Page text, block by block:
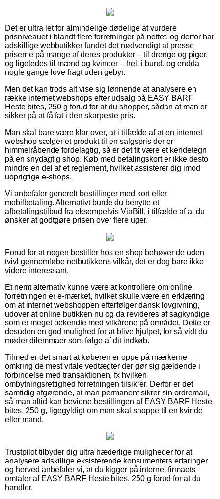
Det er ultra let for almindelige dødelige at vurdere
prisniveauet i blandt flere forretninger på nettet, og derfor har
adskillige webbutikker fundet det nødvendigt at presse
priserne på mange af deres produkter – til drenge og piger,
og ligeledes til mænd og kvinder – helt i bund, og endda
nogle gange love fragt uden gebyr.
Men det kan trods alt vise sig lønnende at analysere en
række internet webshops efter udsalg på EASY BARF
Heste bites, 250 g forud for at du shopper, sådan at man er
sikker på at få fat i den skarpeste pris.
Man skal bare være klar over, at i tilfælde af at en internet
webshop sælger et produkt til en salgspris der er
himmelråbende fordelagtig, så er det tit være et kendetegn
på en snydagtig shop. Køb med betalingskort er ikke desto
mindre en del af et reglement, hvilket assisterer dig imod
uoprigtige e-shops.
Vi anbefaler generelt bestillinger med kort eller
mobilbetaling. Alternativt burde du benytte et
afbetalingstilbud fra eksempelvis ViaBill, i tilfælde af at du
ønsker at godtgøre prisen over flere uger.
Forud for at nogen bestiller hos en shop behøver de uden
tvivl gennemløbe netbutikkens vilkår, det er dog bare ikke
videre interessant.
Et nemt alternativ kunne være at kontrollere om online
forretningen er e-mærket, hvilket skulle være en erklæring
om at internet webshoppen efterfølger dansk lovgivning,
udover at online butikken nu og da revideres af sagkyndige
som er meget bekendte med vilkårene på området. Dette er
desuden en god mulighed for at blive hjulpet, for så vidt du
møder dilemmaer som følge af dit indkøb.
Tilmed er det smart at køberen er oppe på mærkerne
omkring de mest vitale vedtægter der gør sig gældende i
forbindelse med transaktionen, fx hvilken
ombytningsrettighed forretningen tilsikrer. Derfor er det
samtidig afgørende, at man permanent sikrer sin ordremail,
så man altid kan bevidne bestillingen af EASY BARF Heste
bites, 250 g, ligegyldigt om man skal shoppe til en kvinde
eller mand.
Trustpilot tilbyder dig ultra hæderlige muligheder for at
analysere adskillige eksisterende konsumenters erfaringer
og herved anbefaler vi, at du kigger på internet firmaets
omtaler af EASY BARF Heste bites, 250 g forud for at du
handler.